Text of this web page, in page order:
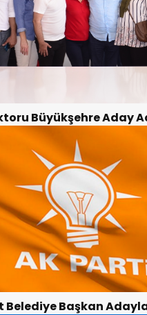
Büyükşehre Aday
Başkan